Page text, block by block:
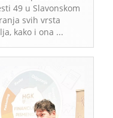
49 u Slavonskom
svih vrsta
kako i ona ...